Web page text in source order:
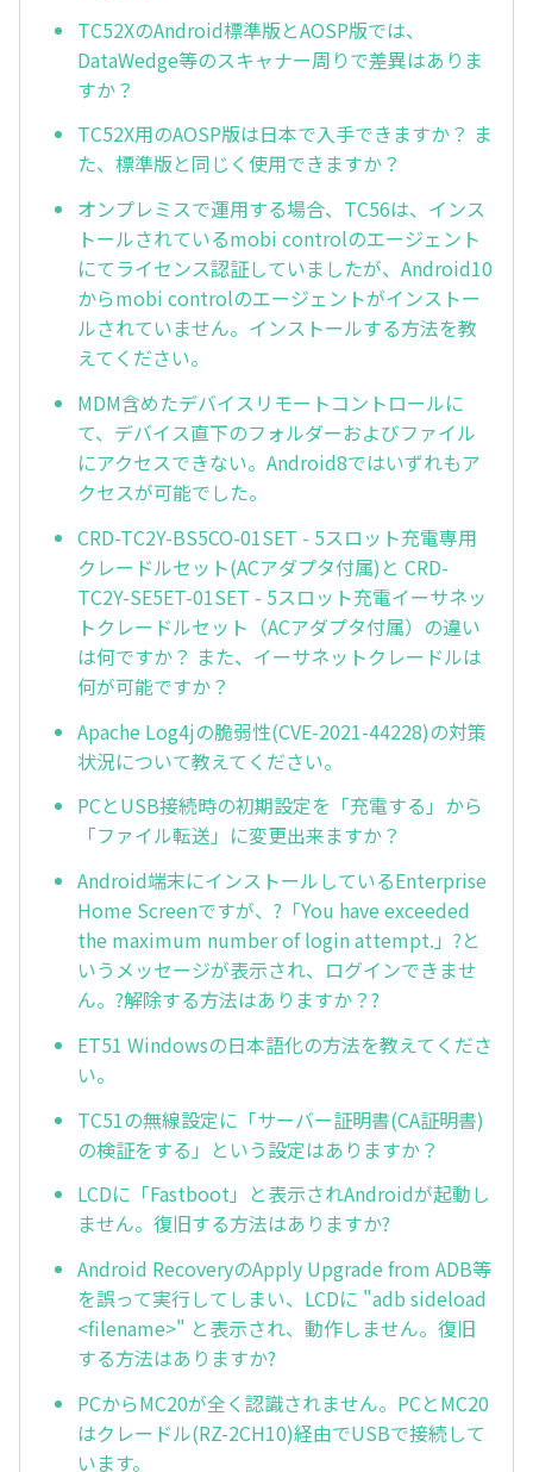
TC52XのAndroid標準版とAOSP版では、
DataWedge等のスキャナー周りで差異はありま
すか？
TC52X用のAOSP版は日本で入手できますか？ ま
た、標準版と同じく使用できますか？
オンプレミスで運用する場合、TC56は、インス
トールされているmobi controlのエージェント
にてライセンス認証していましたが、Android10
からmobi controlのエージェントがインストー
ルされていません。インストールする方法を教
えてください。
MDM含めたデバイスリモートコントロールに
て、デバイス直下のフォルダーおよびファイル
にアクセスできない。Android8ではいずれもア
クセスが可能でした。
CRD-TC2Y-BS5CO-01SET - 5スロット充電専用
クレードルセット(ACアダプタ付属)と CRD-
TC2Y-SE5ET-01SET - 5スロット充電イーサネッ
トクレードルセット（ACアダプタ付属）の違い
は何ですか？ また、イーサネットクレードルは
何が可能ですか？
Apache Log4jの脆弱性(CVE-2021-44228)の対策
状況について教えてください。
PCとUSB接続時の初期設定を「充電する」から
「ファイル転送」に変更出来ますか？
Android端末にインストールしているEnterprise
Home Screenですが、?「You have exceeded
the maximum number of login attempt.」?と
いうメッセージが表示され、ログインできませ
ん。?解除する方法はありますか？?
ET51 Windowsの日本語化の方法を教えてくださ
い。
TC51の無線設定に「サーバー証明書(CA証明書)
の検証をする」という設定はありますか？
LCDに「Fastboot」と表示されAndroidが起動し
ません。復旧する方法はありますか?
Android RecoveryのApply Upgrade from ADB等
を誤って実行してしまい、LCDに "adb sideload
<filename>" と表示され、動作しません。復旧
する方法はありますか?
PCからMC20が全く認識されません。PCとMC20
はクレードル(RZ-2CH10)経由でUSBで接続して
います。